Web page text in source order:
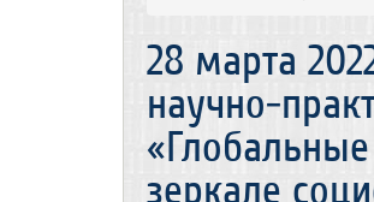
28 марта
научно-
зеркале